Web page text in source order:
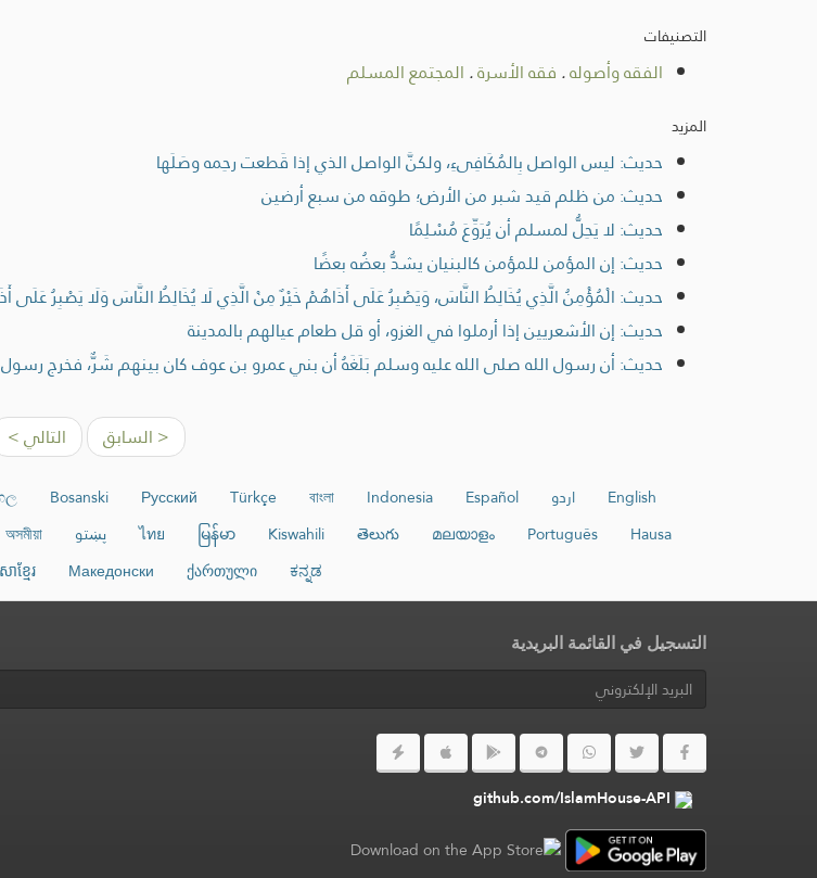
التصنيفات
الفقه وأصوله. فقه الأسرة. المجتمع المسلم
المزيد
حديث: ليس الواصل بِالمُكَافِىءِ، ولكنَّ الواصل الذي إذا قَطعت رحِمه وصَلَها
حديث: من ظلم قيد شبر من الأرض؛ طوقه من سبع أرضين
حديث: لا يَحِلُّ لمسلم أن يُرَوِّعَ مُسْلِمًا
حديث: إن المؤمن للمؤمن كالبنيان يشدُّ بعضُه بعضًا
حديث: الْمُؤْمِنُ الَّذِي يُخَالِطُ النَّاسَ، وَيَصْبِرُ عَلَى أَذَاهُمْ خَيْرٌ مِنْ الَّذِي لَا يُخَالِطُ النَّاسَ وَلَا يَصْبِرُ عَلَى
حديث: إن الأشعريين إذا أرملوا في الغزو، أو قل طعام عيالهم بالمدينة
حديث: أن رسول الله صلى الله عليه وسلم بَلَغَهُ أن بني عمرو بن عوف كان بينهم شَرٌّ، فخرج
< السابق التالي >
English اردو Español
Indonesia
বাংলা
Türkçe
Русский
Bosanski
Hausa
Português
മലയാളം
తెలుగు
Kiswahili
မြန်မာ
ไทย پښتو অসমীয়া
ಕನ್ನಡ
ქართული
Македонски
ខ្មែរ
التسجيل في القائمة البريدية
github.com/IslamHouse-API